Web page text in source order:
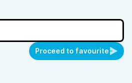
Proceed to favourite